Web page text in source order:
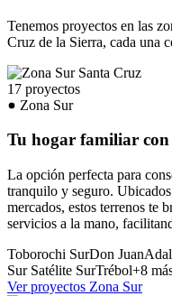
Tenemos proyectos en las
Cruz de la Sierra, cada una
17 proyectos
Zona Sur
Tu hogar familiar con
La opción perfecta para
tranquilo y seguro.
mercados, estos terrenos te
servicios a la mano,
Toborochi SurDon Juan
Sur Satélite SurTrébol+8
Ver proyectos Zona Sur